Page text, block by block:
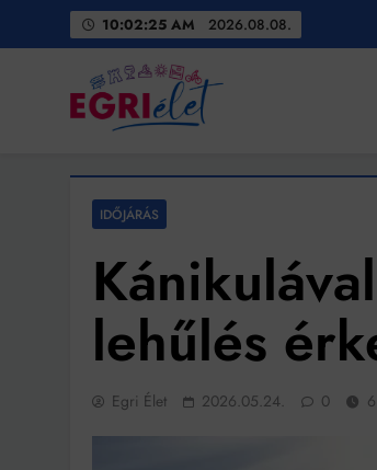
10:02:27 AM 2026.08.08.
Egri Élet
IDŐJÁRÁS
lehűlés
Egri Élet 2026.05.24. 0